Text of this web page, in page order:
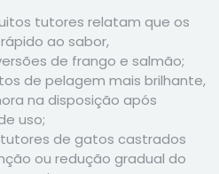
tutores relatam que os
ao sabor,
de frango e salmão;
de pelagem mais brilhante,
na disposição após
uso;
tutores de gatos castrados
ou redução gradual do